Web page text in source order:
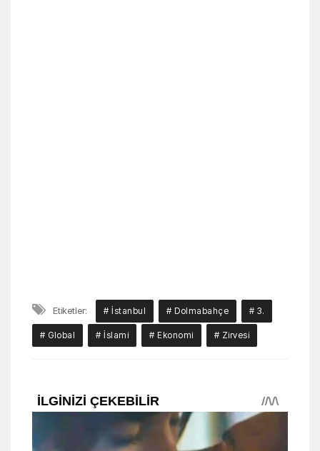
Etiketler: # İstanbul # Dolmabahçe # 3.
# Global # İslami # Ekonomi # Zirvesi